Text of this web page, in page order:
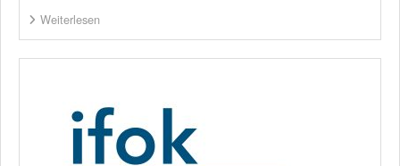
Weiterlesen